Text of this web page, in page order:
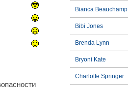
Bianca Beauchamp
Bibi Jones
Brenda Lynn
Bryoni Kate
Charlotte Springer